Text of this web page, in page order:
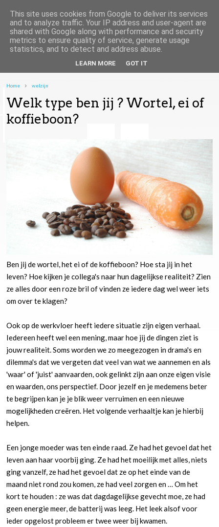
Home welzijn
Welk type ben jij ? Wortel, ei of
koffieboon?
Ben jij de wortel, het ei of de koffieboon? Hoe sta jij in het
leven? Hoe kijken je collega's naar hun dagelijkse realiteit? Zien
ze alles door een roze bril of vinden ze iedere dag wel weer iets
om over te klagen?
Ook op de werkvloer heeft iedere situatie zijn eigen verhaal.
Iedereen heeft wel een mening, maar hoe jij de dingen ziet is
jouw realiteit. Soms worden we zo meegezogen in drama's en
dilemma's dat we vergeten dat veel van wat we aannemen en als
'waar' of 'juist' aanvaarden, ook gelinkt zijn aan onze eigen visie
en waarden, ons perspectief. Door jezelf en je medemens beter
te begrijpen kan je je blik weer verruimen en een nieuwe
mogelijkheden creëren. Het volgende verhaaltje kan je hierbij
helpen.
Een jonge moeder was ten einde raad. Ze had het gevoel dat het
leven aan haar voorbij ging. Ze had het moeilijk met alles, niets
ging vanzelf, ze had het gevoel dat ze op het einde van de
maand niet rond zou komen, ze had veel zorgen en … Om het
kort te houden : ze was dat dagdagelijkse gevecht moe, ze had
geen energie meer, de batterij was leeg. Het leek alsof voor
ieder opgelost probleem er twee weer bij kwamen.
This site uses cookies from Google to deliver its services
and to analyze traffic. Your IP address and user-agent are
shared with Google along with performance and security
metrics to ensure quality of service, generate usage
statistics, and to detect and address abuse.
LEARN MORE GOT IT